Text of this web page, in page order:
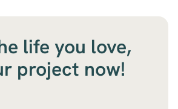
life you love,
project now!